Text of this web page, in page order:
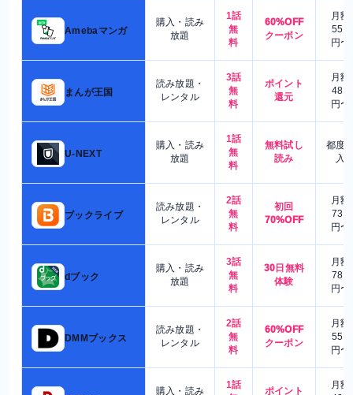
Amebaマンガ
購入・読み
放題
1話
無
料
60%OFF
クーポン
月額
550
円〜
まんが王国
読み放題・
レンタル
3話
無
料
ポイント
還元
月額
480
円〜
U-NEXT
購入・読み
放題
1話
無
料
無料試し
読み
都度
入
ブックライブ
読み放題・
レンタル
2話
無
料
初回
70%OFF
月額
730
円〜
dブック
購入・読み
放題
3話
無
料
30日無料
体験
月額
780
円〜
DMMブックス
読み放題・
レンタル
2話
無
料
60%OFF
クーポン
月額
550
円〜
購入・読み
1話
ポイント
月額